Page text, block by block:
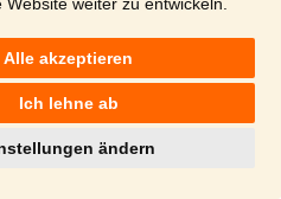
Alle akzeptieren
Ich lehne ab
ändern